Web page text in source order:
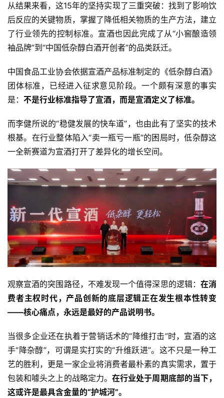
从结果来看，这15年的坚持实现了三重突破：找到了影响饮
后反应的关键物质，掌握了降低相关物质的生产方法，建立
了行业领先的控制标准。宣酒也因此完成了从“小窖酿造领
袖品牌”到“中国低杂醇白酒开创者”的品类跃迁。
中国食品工业协会依据宣酒产品标准制定的《低杂醇白酒》
团体标准，已经进入征求意见阶段。一个颇有深意的事实
是： 不是行业标准指导了宣酒，而是宣酒定义了标准。
而李健所说的“稳健发展的快车道”，也由此有了坚实的技术
根基。在行业整体陷入“卖一瓶亏一瓶”的困局时，低杂醇这
一全新赛道为宣酒打开了差异化的增长空间。
观察宣酒的突围路径，不难发现一个值得深思的逻辑： 在消
费者主权时代，产品创新的底层逻辑正在发生根本性转变
——核心痛点，永远是最好的产品说明书。
当很多企业还在执着于营销话术的“降维打击”时，宣酒的这
手“降杂醇”，可谓是实打实的“升维跃进”。这不只是一种工
艺的胜利，更是一家企业将消费者最朴素的真实需求，置于
包装和噱头之上的战略定力。在行业处于周期底部的当下，
这或许是最具含金量的“护城河”。